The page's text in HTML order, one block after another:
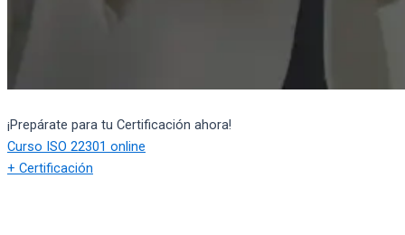
¡Prepárate para tu Certificación ahora!
Curso ISO 22301 online
+ Certificación